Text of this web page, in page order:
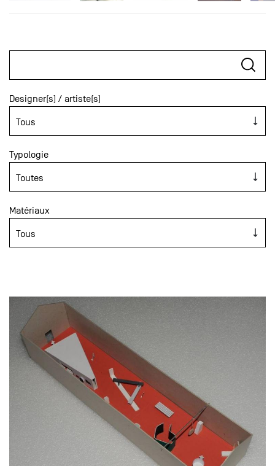
Designer(s) / artiste(s)
Typologie
Matériaux